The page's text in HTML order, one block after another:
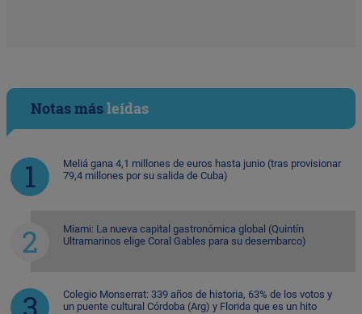
Notas másleídas
Meliá gana 4,1 millones de euros hasta junio (tras provisionar
79,4 millones por su salida de Cuba)
Miami: La nueva capital gastronómica global (Quintín
Ultramarinos elige Coral Gables para su desembarco)
Colegio Monserrat: 339 años de historia, 63% de los votos y
un puente cultural Córdoba (Arg) y Florida que es un hito